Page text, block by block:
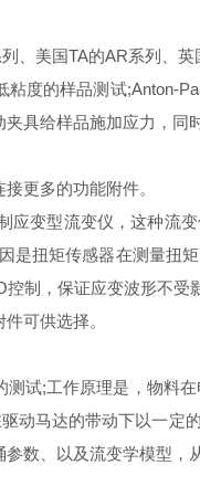
美国TA的AR系列、英
度的样品测试;Anton-
具给样品施加应力，
更多的功能附件。
变型流变仪，这种流变
是扭矩传感器在测量
制，保证应变波形不受
可供选择。
;工作原理是，物料在
动马达的带动下以一
数、以及流变学模型，